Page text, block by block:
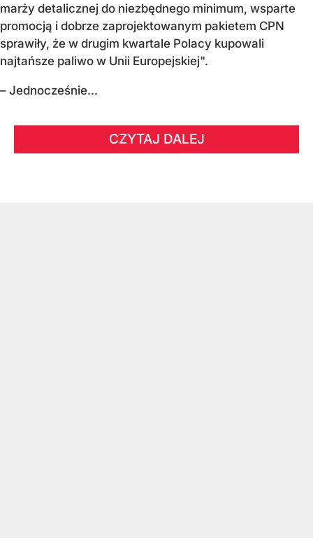
marży detalicznej do niezbędnego minimum, wsparte
promocją i dobrze zaprojektowanym pakietem CPN
sprawiły, że w drugim kwartale Polacy kupowali
najtańsze paliwo w Unii Europejskiej".
– Jednocześnie...
CZYTAJ DALEJ